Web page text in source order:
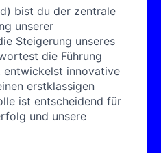
bist du der zentrale
unserer
Steigerung unseres
die Führung
entwickelst innovative
erstklassigen
ist entscheidend für
und unsere